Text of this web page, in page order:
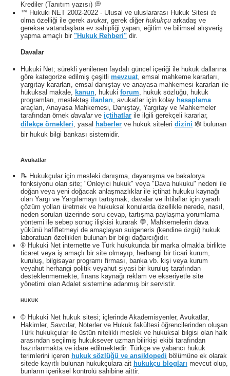
Krediler (Tanıtım yazısı) 💭
™ Hukuki NET 2002-2022 - Ulusal ve uluslararası Hukuk Sitesi ⚖️
olma özelliği ile gerek avukat, gerek diğer hukukçu arkadaş ve
gerekse vatandaşlara ev sahipliği yapan, eğitim ve bilimsel alışveriş
yapma amaçlı bir "Hukuk Rehberi" dir.
Davalar
Hukuki Net; sürekli yenilenen faydalı güncel içeriği ile hukuk dallarına
göre kategorize edilmiş çeşitli mevzuat , emsal mahkeme kararları,
yargıtay kararları, emsal danıştay ve anayasa mahkemesi kararları ile
hukuksal makale, kanun , hukuki forum , hukuk sözlüğü, hukuk
programları, meslektaş ilanları , avukatlar için kolay hesaplama
araçları, Anayasa Mahkemesi, Danıştay, Yargıtay ve Mahkemeler
tarafından örnek davalarve içtihatlar ile ilgili gerekçeli kararlar,
dilekçe örnekleri , yasal haberler ve hukuk siteleri dizini 🕸 bulunan
bir hukuk bilgi bankası sistemidir.
Avukatlar
📝 Hukukçular için mesleki danışma, dayanışma ve bakalorya
fonksiyonu olan site; "Önleyici hukuk" veya "Dava hukuku" nedeni ile
doğan veya yeni doğacak anlaşmazlıklar ile içtihat hukuku kaynağı
olan Yargı ve Yargılamayı tartışmak, davalar ve ihtilaflar için yararlı
çözüm yolları üretmek ve hukuksal konularda özellikle nerede, nasıl,
neden soruları üzerinde soru cevap, tartışma paylaşma yorumlama
yöntemi ile sebep sonuç ilişkisi kurarak 💬, Mahkemelerin dava
yükünü hafifletmeyi de amaçlayan suigeneris (kendine özgü) hukuk
laboratuarı özellikleri bulunan bir bilgi dağarcığıdır.
® Hukuki Net internette ve Türk hukukunda bir marka olmakla birlikte
ticaret veya iş amaçlı bir site olmayıp, herhangi bir ticari kurum,
kuruluş, bilgisayar programı firması, banka vb. kişi veya kurum
veyahut herhangi politik veyahut siyasi bir kuruluş tarafından
desteklenmemekte, finans kaynağı reklam ve ekseriyetle site
yönetimi olan Adalet sistemine adanmış bir servistir.
HUKUK
© Hukuki Net hukuk sitesi; içlerinde Akademisyenler, Avukatlar,
Hakimler, Savcılar, Noterler ve Hukuk fakültesi öğrencilerinden oluşan
Türk hukukçular ile üstün nitelikli meslek ve hukuksal bilgisi olan halk
arasından seçilmiş hukuksever uzman bilirkişi ekibi tarafından
hazırlanmakta ve idare edilmektedir. Türkçe ve yabancı hukuk
terimlerini içeren hukuk sözlüğü ve ansiklopedi bölümüne ek olarak
sitede kayıtlı bulunan hukukçulara ait hukukçu blogları mevcut olup,
bunların içeriksel kontrolü sahibine aittir.